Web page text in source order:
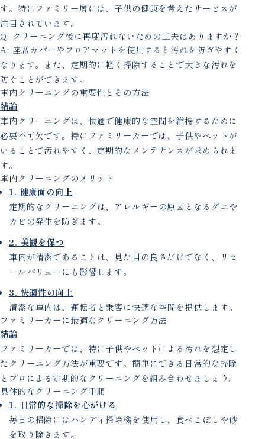
す。特にファミリー層には、子供の健康を考えたサービスが
注目されています。
Q: クリーニング後に再度汚れないための工夫はありますか？
A: 座席カバーやフロアマットを使用すると汚れを防ぎやすく
なります。また、定期的に軽く掃除することで大きな汚れを
防ぐことができます。
車内クリーニングの重要性とその方法
結論
車内クリーニングは、快適で健康的な空間を維持するために
必要不可欠です。特にファミリーカーでは、子供やペットが
いることで汚れやすく、定期的なメンテナンスが求められま
す。
車内クリーニングのメリット
1. 健康面の向上
定期的なクリーニングは、アレルギーの原因となるダニや
カビの発生を防ぎます。
2. 美観を保つ
車内が清潔であることは、見た目の良さだけでなく、リセ
ールバリューにも影響します。
3. 快適性の向上
清潔な車内は、運転者と乗客に快適な空間を提供します。
ファミリーカーに最適なクリーニング方法
結論
ファミリーカーでは、特に子供やペットによる汚れを想定し
たクリーニング方法が重要です。簡単にできる日常的な掃除
とプロによる定期的なクリーニングを組み合わせましょう。
具体的なクリーニング手順
1. 日常的な掃除を心がける
毎日の掃除にはハンディ掃除機を使用し、食べこぼしや砂
を取り除きます。